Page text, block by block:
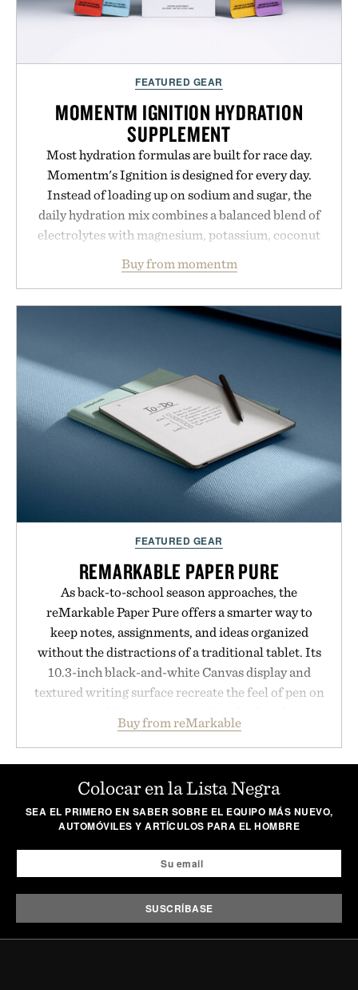
FEATURED GEAR
MOMENTM IGNITION HYDRATION
SUPPLEMENT
Most hydration formulas are built for race day.
Momentm's Ignition is designed for every day.
Instead of loading up on sodium and sugar, the
daily hydration mix combines a balanced blend of
electrolytes with magnesium, potassium, coconut
including InnoSlim, Curcousin, Tulsi, and green
tea extract to support hydration and metabolic
wellness. With less than one gram of natural sugar,
no caffeine, and no artificial sweeteners, Ignition
is intended to become a daily ritual rather than a
post-workout recovery drink. Grounded in
Ayurvedic principles and modern clinical research,
it offers a more measured approach to staying
hydrated, while a limited-time summer promotion
adds a complimentary orange water bottle with the
purchase of two boxes.
Presented by momentm.
Buy from momentm
FEATURED GEAR
REMARKABLE PAPER PURE
As back-to-school season approaches, the
reMarkable Paper Pure offers a smarter way to
keep notes, assignments, and ideas organized
without the distractions of a traditional tablet. Its
10.3-inch black-and-white Canvas display and
textured writing surface recreate the feel of pen on
lectures, study sessions, and brainstorming feel
natural. Lightweight enough to carry between
a charge, it also syncs with Google Drive, OneDrive,
Dropbox, and popular calendar platforms, with
handwriting search, text conversion, and AI-
powered summaries helping students spend less
time organizing notes and more time learning.
Presented by reMarkable.
Buy from reMarkable
Colocar en la Lista Negra
SEA EL PRIMERO EN SABER SOBRE EL EQUIPO MÁS NUEVO,
AUTOMÓVILES Y ARTÍCULOS PARA EL HOMBRE